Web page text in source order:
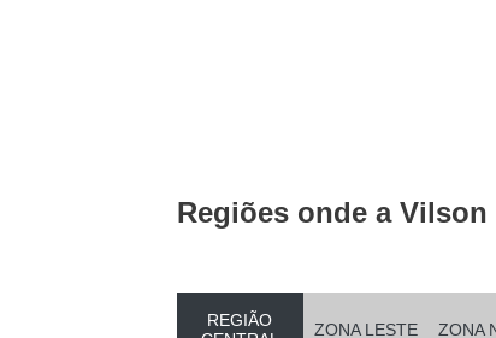
Regiões onde a Vilson
REGIÃO
ZONA LESTE ZONA